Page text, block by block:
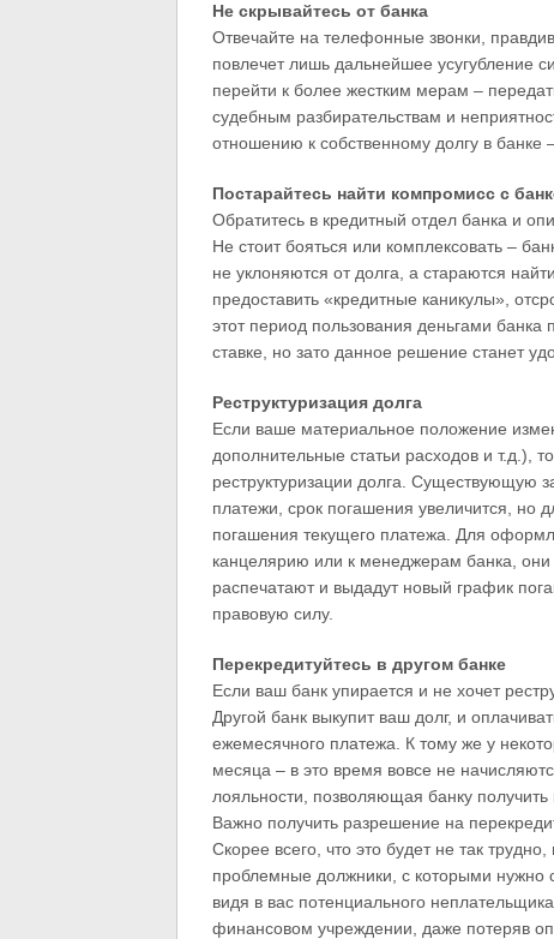
Не скрывайтесь от банка
Отвечайте на телефонные звонки,
повлечет лишь дальнейшее усугубление
перейти к более жестким мерам –
судебным разбирательствам и
отношению к собственному долгу в банке
Постарайтесь найти компромисс с
Обратитесь в кредитный отдел банка и
Не стоит бояться или комплексовать –
не уклоняются от долга, а стараются
предоставить «кредитные каникулы»,
этот период пользования деньгами
ставке, но зато данное решение станет
Реструктуризация долга
Если ваше материальное положение
дополнительные статьи расходов и т.д.),
реструктуризации долга. Существующую
платежи, срок погашения увеличится, но
погашения текущего платежа. Для
канцелярию или к менеджерам банка,
распечатают и выдадут новый график
правовую силу.
Перекредитуйтесь в другом банке
Если ваш банк упирается и не хочет
Другой банк выкупит ваш долг, и
ежемесячного платежа. К тому же у
месяца – в это время вовсе не
лояльности, позволяющая банку получить
Важно получить разрешение на
Скорее всего, что это будет не так
проблемные должники, с которыми нужно
видя в вас потенциального
финансовом учреждении, даже потеряв